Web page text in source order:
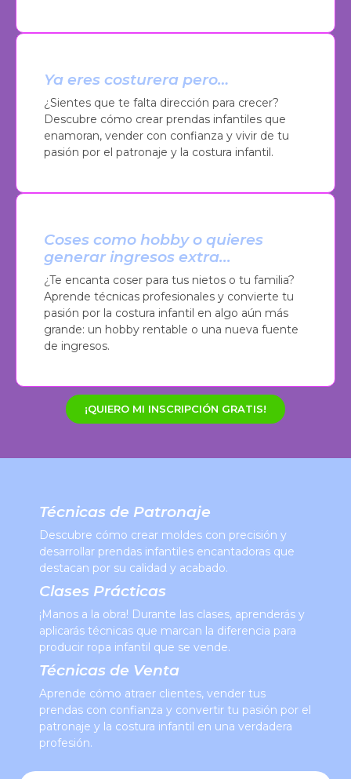
Ya eres costurera pero…
¿Sientes que te falta dirección para crecer?
Descubre cómo crear prendas infantiles que
enamoran, vender con confianza y vivir de tu
pasión por el patronaje y la costura infantil.
Coses como hobby o quieres
generar ingresos extra...
¿Te encanta coser para tus nietos o tu familia?
Aprende técnicas profesionales y convierte tu
pasión por la costura infantil en algo aún más
grande: un hobby rentable o una nueva fuente
de ingresos.
¡QUIERO MI INSCRIPCIÓN GRATIS!
Técnicas de Patronaje
Descubre cómo crear moldes con precisión y
desarrollar prendas infantiles encantadoras que
destacan por su calidad y acabado.
Clases Prácticas
¡Manos a la obra! Durante las clases, aprenderás y
aplicarás técnicas que marcan la diferencia para
producir ropa infantil que se vende.
Técnicas de Venta
Aprende cómo atraer clientes, vender tus
prendas con confianza y convertir tu pasión por el
patronaje y la costura infantil en una verdadera
profesión.